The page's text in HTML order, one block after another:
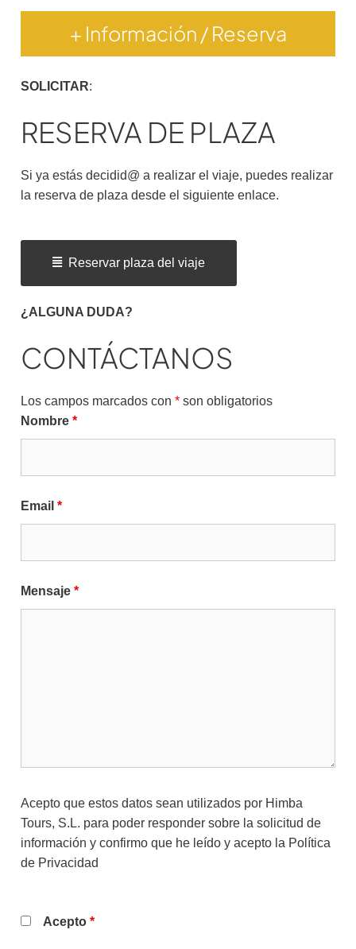
+ Información / Reserva
SOLICITAR:
RESERVA DE PLAZA
Si ya estás decidid@ a realizar el viaje, puedes realizar
la reserva de plaza desde el siguiente enlace.
Reservar plaza del viaje
¿ALGUNA DUDA?
CONTÁCTANOS
Los campos marcados con * son obligatorios
Nombre *
Email *
Mensaje *
Acepto que estos datos sean utilizados por Himba
Tours, S.L. para poder responder sobre la solicitud de
información y confirmo que he leído y acepto la Política
de Privacidad
Acepto *